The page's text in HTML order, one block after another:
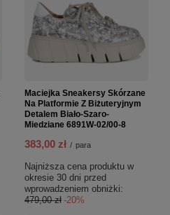
Maciejka Sneakersy Skórzane
Na Platformie Z Biżuteryjnym
Detalem Biało-Szaro-
Miedziane 6891W-02/00-8
383,00 zł / para
Najniższa cena produktu w
okresie 30 dni przed
wprowadzeniem obniżki:
479,00 zł -20%